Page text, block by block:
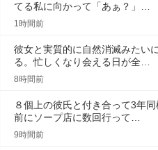
てる私に向かって「あぁ？」…
1時間前
彼女と実質的に自然消滅みたい
る。忙しくなり会える日が全…
8時間前
８個上の彼氏と付き合って3年
前にソープ店に数回行って…
9時間前